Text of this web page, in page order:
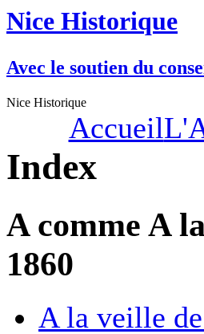
Nice Historique
Avec le soutien du
Nice Historique
Accueil
Index
A comme A
1860
A la veille